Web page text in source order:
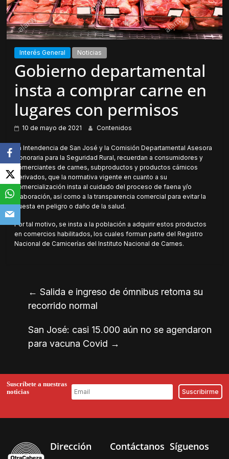
Interés General Noticias
Gobierno departamental
insta a comprar carne en
lugares con permisos
10 de mayo de 2021 Contenidos
La Intendencia de San José y la Comisión Departamental Asesora
Honoraria para la Seguridad Rural, recuerdan a consumidores y
comerciantes de carnes, subproductos y productos cárnicos
derivados, que la normativa vigente en cuanto a su
comercialización insta al cuidado del proceso de faena y/o
elaboración, así como a la transparencia comercial para evitar la
puesta en peligro o daño de la salud.
Por tal motivo, se insta a la población a adquirir estos productos
en comercios habilitados, los cuales forman parte del Registro
Nacional de Carnicerías del Instituto Nacional de Carnes.
← Salida e ingreso de ómnibus retoma su
recorrido normal
San José: casi 15.000 aún no se agendaron
para vacuna Covid →
Suscríbete a nuestras
noticias
Dirección Contáctanos Síguenos